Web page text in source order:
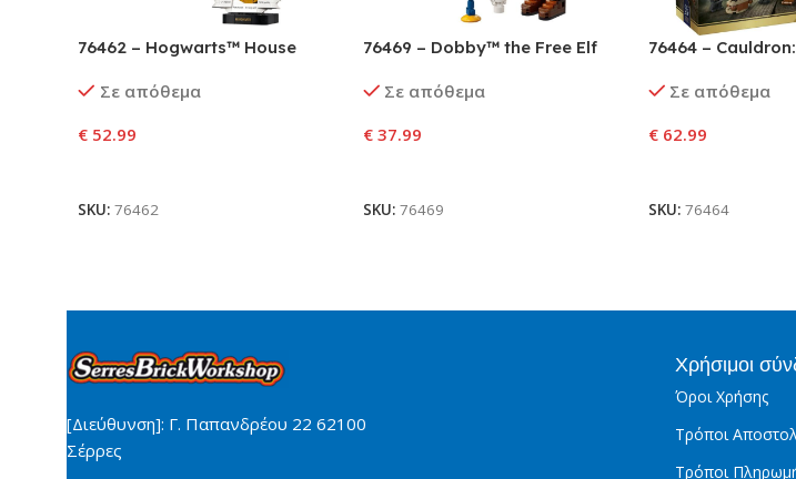
76462 – Hogwarts™ House
Σε απόθεμα
€ 52.99
SKU: 76462
76469 – Dobby™ the Free Elf
Σε απόθεμα
€37.99
SKU: 76469
76464 –
Σε απόθεμα
€62.99
SKU: 76464
[Διεύθυνση]: Γ. Παπανδρέου 22 62100
Σέρρες
Χρήσιμοι
Όροι Χρήσης
Τρόποι
Τρόποι